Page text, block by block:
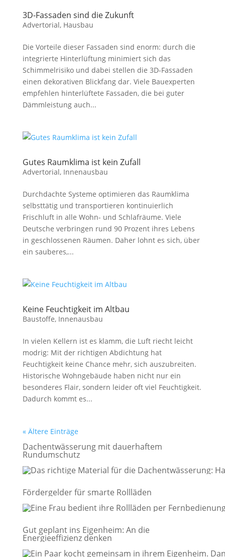
3D-Fassaden sind die Zukunft
Advertorial, Hausbau
Die Vorteile dieser Fassaden sind enorm: durch die
integrierte Hinterlüftung minimiert sich das
Schimmelrisiko und dabei stellen die 3D-Fassaden
einen dekorativen Blickfang dar. Viele Bauexperten
empfehlen hinterlüftete Fassaden, die bei guter
Dämmleistung auch...
Gutes Raumklima ist kein Zufall
Advertorial, Innenausbau
Durchdachte Systeme optimieren das Raumklima
selbsttätig und transportieren kontinuierlich
Frischluft in alle Wohn- und Schlafräume. Viele
Deutsche verbringen rund 90 Prozent ihres Lebens
in geschlossenen Räumen. Daher lohnt es sich, über
ein sauberes,...
Keine Feuchtigkeit im Altbau
Baustoffe, Innenausbau
In vielen Kellern ist es klamm, die Luft riecht leicht
modrig: Mit der richtigen Abdichtung hat
Feuchtigkeit keine Chance mehr, sich auszubreiten.
Historische Wohngebäude haben nicht nur ein
besonderes Flair, sondern leider oft viel Feuchtigkeit.
Dadurch kommt es...
« Ältere Einträge
Dachentwässerung mit dauerhaftem
Rundumschutz
Fördergelder für smarte Rollläden
Gut geplant ins Eigenheim: An die
Energieeffizienz denken